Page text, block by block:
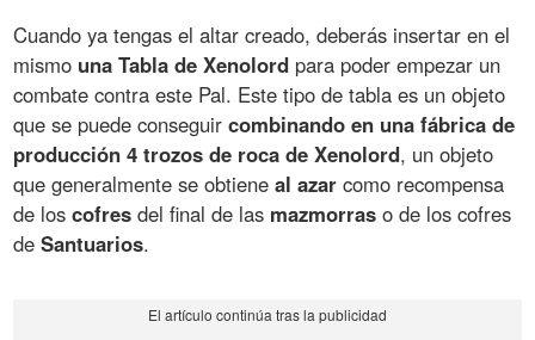
Cuando ya tengas el altar creado, deberás insertar en el
mismo una Tabla de Xenolord para poder empezar un
combate contra este Pal. Este tipo de tabla es un objeto
que se puede conseguircombinando en una fábrica de
producción 4 trozos de roca de Xenolord, un objeto
que generalmente se obtieneal azar como recompensa
de loscofres del final de las mazmorras o de los cofres
deSantuarios.